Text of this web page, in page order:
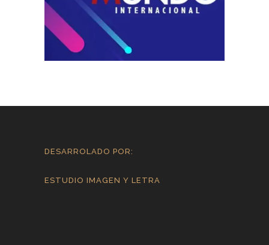
DESARROLADO POR:
ESTUDIO IMAGEN Y LETRA